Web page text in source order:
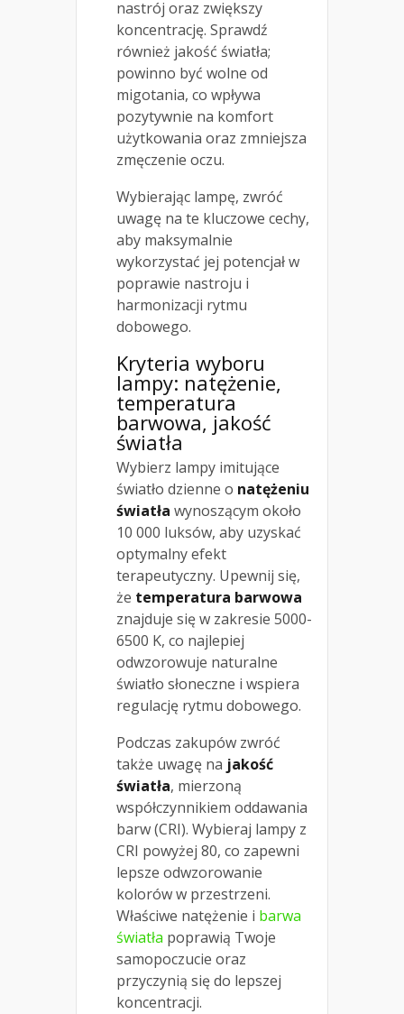
nastrój oraz zwiększy
koncentrację. Sprawdź
również jakość światła;
powinno być wolne od
migotania, co wpływa
pozytywnie na komfort
użytkowania oraz zmniejsza
zmęczenie oczu.
Wybierając lampę, zwróć
uwagę na te kluczowe cechy,
aby maksymalnie
wykorzystać jej potencjał w
poprawie nastroju i
harmonizacji rytmu
dobowego.
Kryteria wyboru
lampy: natężenie,
temperatura
barwowa, jakość
światła
Wybierz lampy imitujące
światło dzienne o natężeniu
światła wynoszącym około
10 000 luksów, aby uzyskać
optymalny efekt
terapeutyczny. Upewnij się,
że temperatura barwowa
znajduje się w zakresie 5000-
6500 K, co najlepiej
odwzorowuje naturalne
światło słoneczne i wspiera
regulację rytmu dobowego.
Podczas zakupów zwróć
także uwagę na jakość
światła, mierzoną
współczynnikiem oddawania
barw (CRI). Wybieraj lampy z
CRI powyżej 80, co zapewni
lepsze odwzorowanie
kolorów w przestrzeni.
Właściwe natężenie i barwa
światła poprawią Twoje
samopoczucie oraz
przyczynią się do lepszej
koncentracji.